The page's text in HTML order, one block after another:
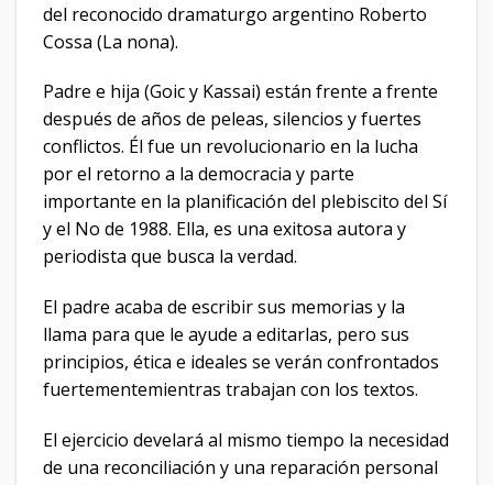
del reconocido dramaturgo argentino Roberto
Cossa (La nona).
Padre e hija (Goic y Kassai) están frente a frente
después de años de peleas, silencios y fuertes
conflictos. Él fue un revolucionario en la lucha
por el retorno a la democracia y parte
importante en la planificación del plebiscito del Sí
y el No de 1988. Ella, es una exitosa autora y
periodista que busca la verdad.
El padre acaba de escribir sus memorias y la
llama para que le ayude a editarlas, pero sus
principios, ética e ideales se verán confrontados
fuertementemientras trabajan con los textos.
El ejercicio develará al mismo tiempo la necesidad
de una reconciliación y una reparación personal